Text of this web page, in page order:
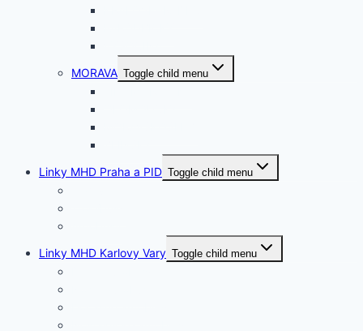
MORAVA Toggle child menu
Linky MHD Praha a PID Toggle child menu
Linky MHD Karlovy Vary Toggle child menu